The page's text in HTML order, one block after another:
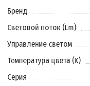
Бренд
Световой поток (Lm)
Управление светом
Температура цвета (K)
Серия